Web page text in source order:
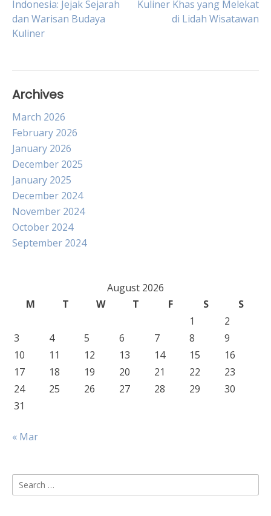
navigation
Indonesia: Jejak Sejarah
dan Warisan Budaya
Kuliner
Kuliner Khas yang Melekat
di Lidah Wisatawan
Archives
March 2026
February 2026
January 2026
December 2025
January 2025
December 2024
November 2024
October 2024
September 2024
August 2026
M
T W T F S
S
1
2
3
4 5 6 7 8
9
10
11 12 13 14 15
16
17
18 19 20 21 22
23
24
25 26 27 28 29
30
31
« Mar
Search
for: